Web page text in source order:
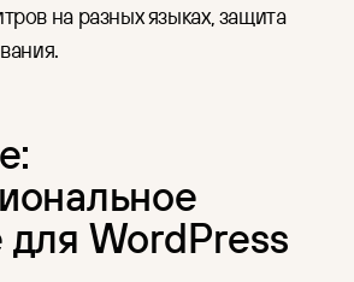
на разных языках, защита
WordPress